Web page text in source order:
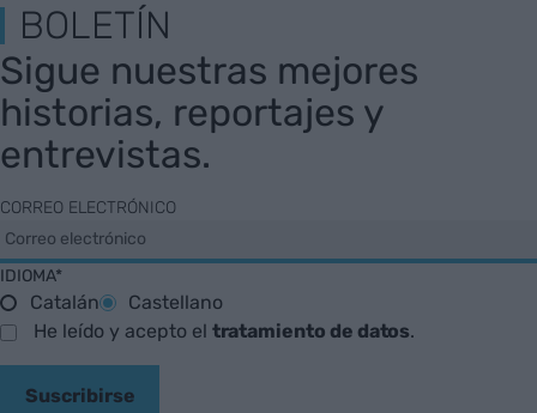
BOLETÍN
Sigue nuestras mejores
historias, reportajes y
entrevistas.
CORREO ELECTRÓNICO
IDIOMA*
Catalán
Castellano
He leído y acepto el tratamiento de datos.
Suscribirse